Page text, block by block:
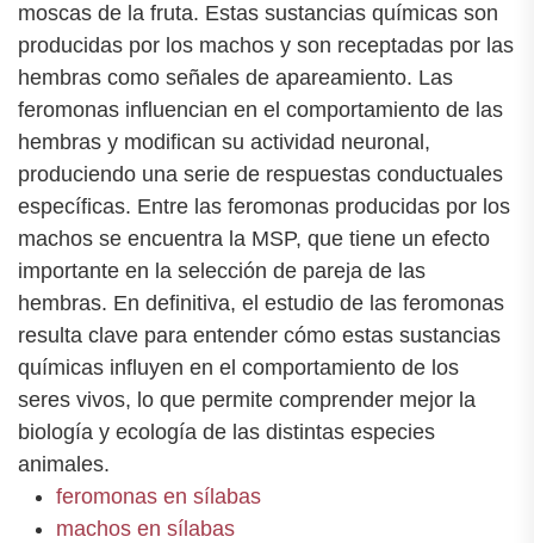
moscas de la fruta. Estas sustancias químicas son
producidas por los machos y son receptadas por las
hembras como señales de apareamiento. Las
feromonas influencian en el comportamiento de las
hembras y modifican su actividad neuronal,
produciendo una serie de respuestas conductuales
específicas. Entre las feromonas producidas por los
machos se encuentra la MSP, que tiene un efecto
importante en la selección de pareja de las
hembras. En definitiva, el estudio de las feromonas
resulta clave para entender cómo estas sustancias
químicas influyen en el comportamiento de los
seres vivos, lo que permite comprender mejor la
biología y ecología de las distintas especies
animales.
feromonas en sílabas
machos en sílabas